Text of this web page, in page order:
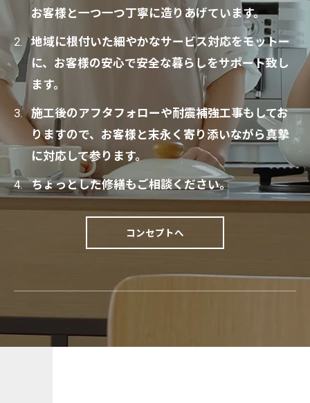
お客様と一つ一つ丁寧に造りあげています。
地域に根付いた細やかなサービス対応をモットー
に、お客様の安心で安全な暮らしをサポート致し
ます。
施工後のアフタフォローや耐震補強工事もしてお
りますので、お客様と末永く寄り添いながら真摯
に対応して参ります。
ちょっとした修繕もご相談ください。
コンセプトへ